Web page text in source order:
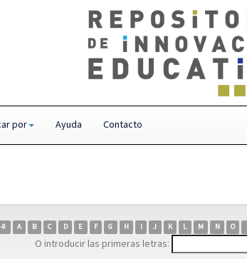
por Ayuda Contacto
9 A B C D E F G H I J K L M N O
O introducir las primeras letras: